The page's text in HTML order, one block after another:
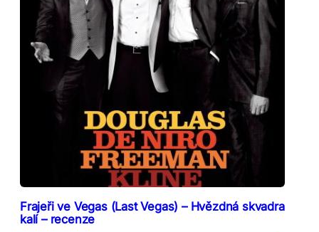
Frajeři ve Vegas (Last Vegas) – Hvězdná skvadra
kalí – recenze